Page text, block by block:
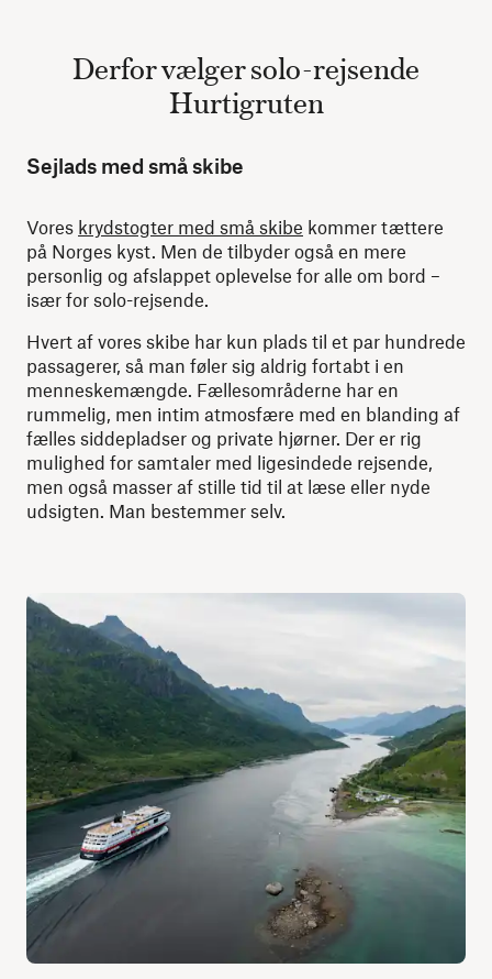
Derfor vælger solo-rejsende
Hurtigruten
Sejlads med små skibe
Vores krydstogter med små skibe kommer tættere
på Norges kyst. Men de tilbyder også en mere
personlig og afslappet oplevelse for alle om bord –
især for solo-rejsende.
Hvert af vores skibe har kun plads til et par hundrede
passagerer, så man føler sig aldrig fortabt i en
menneskemængde. Fællesområderne har en
rummelig, men intim atmosfære med en blanding af
fælles siddepladser og private hjørner. Der er rig
mulighed for samtaler med ligesindede rejsende,
men også masser af stille tid til at læse eller nyde
udsigten. Man bestemmer selv.